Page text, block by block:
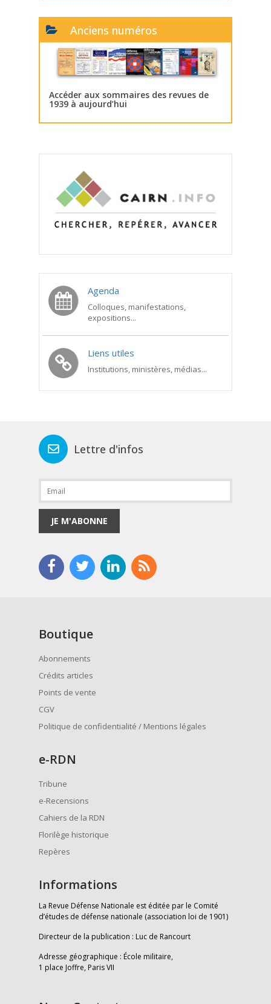
Anciens numéros
Accéder aux sommaires des revues de
1939 à aujourd’hui
Agenda
Colloques, manifestations,
expositions...
Liens utiles
Institutions, ministères, médias...
Lettre d'infos
JE M'ABONNE
Boutique
Abonnements
Crédits articles
Points de vente
CGV
Politique de confidentialité / Mentions légales
e-RDN
Tribune
e-Recensions
Cahiers de la RDN
Florilège historique
Repères
Informations
La Revue Défense Nationale est éditée par le Comité
d’études de défense nationale (association loi de 1901)
Directeur de la publication : Luc de Rancourt
Adresse géographique : École militaire,
1 place Joffre, Paris VII